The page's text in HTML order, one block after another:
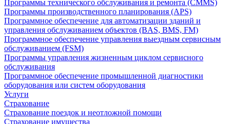
Программы технического обслуживания и ремонта (CMMS)
Программы производственного планирования (APS)
Программное обеспечение для автоматизации зданий и
управления обслуживанием объектов (BAS, BMS, FM)
Программное обеспечение управления выездным сервисным
обслуживанием (FSM)
Программы управления жизненным циклом сервисного
обслуживания
Программное обеспечение промышленной диагностики
оборудования или систем оборудования
Услуги
Страхование
Страхование поездок и неотложной помощи
Страхование имущества